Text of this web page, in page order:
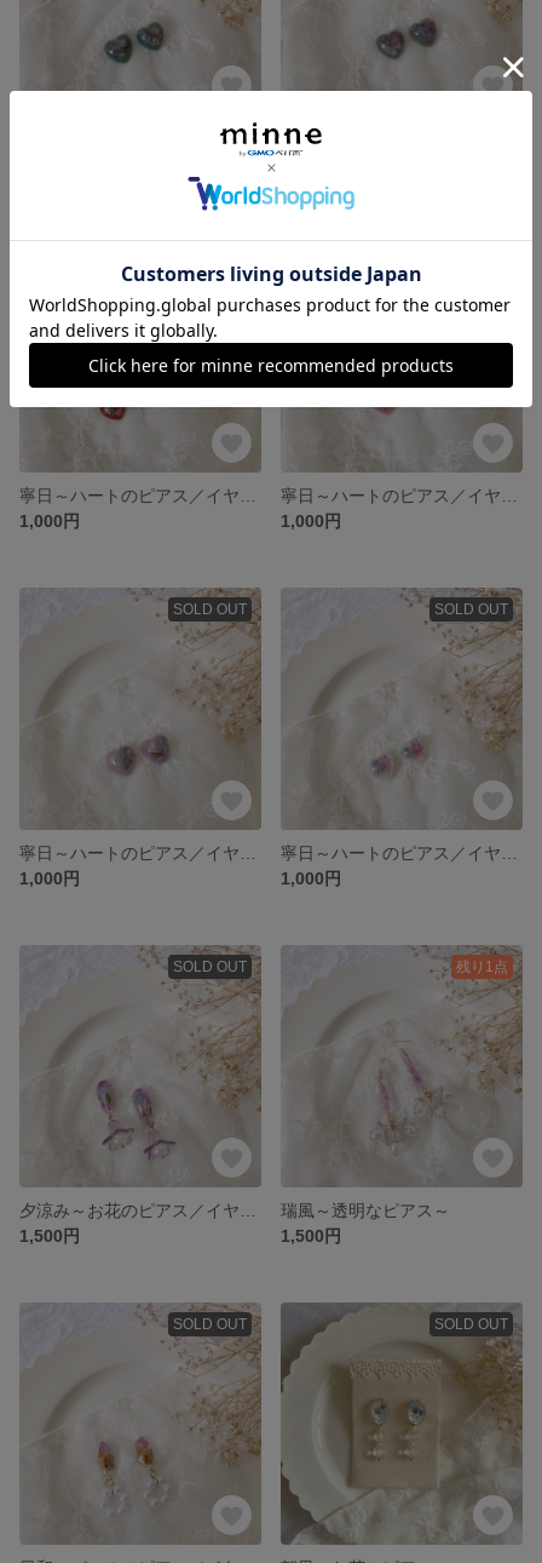
寧日～ハートのピアス／イヤリング～【緑】
1,000円
1,000円
SOLD OUT
1,000円
SOLD OUT
1,000円
SOLD OUT
1,500円
残り1点
瑞風～透明なピアス～
1,500円
SOLD OUT SOLD OUT